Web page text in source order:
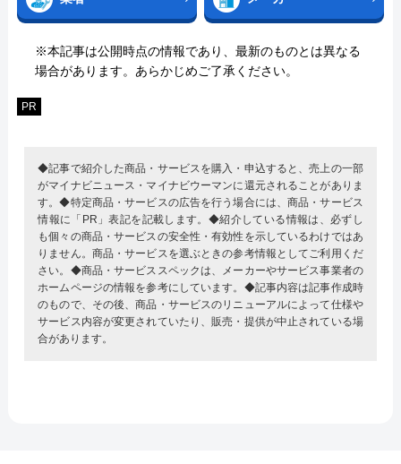
※本記事は公開時点の情報であり、最新のものとは異なる
場合があります。あらかじめご了承ください。
PR
◆記事で紹介した商品・サービスを購入・申込すると、売上の一部
がマイナビニュース・マイナビウーマンに還元されることがありま
す。◆特定商品・サービスの広告を行う場合には、商品・サービス
情報に「PR」表記を記載します。◆紹介している情報は、必ずし
も個々の商品・サービスの安全性・有効性を示しているわけではあ
りません。商品・サービスを選ぶときの参考情報としてご利用くだ
さい。◆商品・サービススペックは、メーカーやサービス事業者の
ホームページの情報を参考にしています。◆記事内容は記事作成時
のもので、その後、商品・サービスのリニューアルによって仕様や
サービス内容が変更されていたり、販売・提供が中止されている場
合があります。